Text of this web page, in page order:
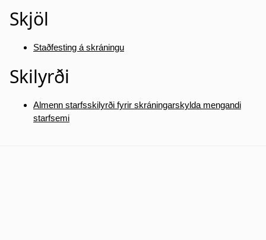
Skjöl
Staðfesting á skráningu
Skilyrði
Almenn starfsskilyrði fyrir skráningarskylda mengandi
starfsemi